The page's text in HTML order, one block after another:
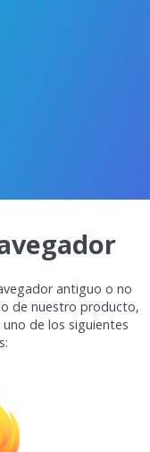
antiguo o no
de nuestro producto,
de los siguientes